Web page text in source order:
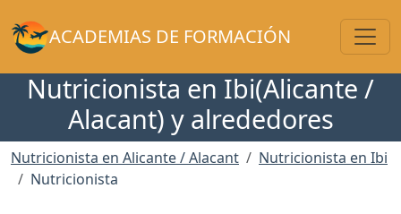
ACADEMIAS DE FORMACIÓN
Nutricionista en Ibi(Alicante /
Alacant) y alrededores
Nutricionista en Alicante / Alacant
Nutricionista en Ibi
Nutricionista